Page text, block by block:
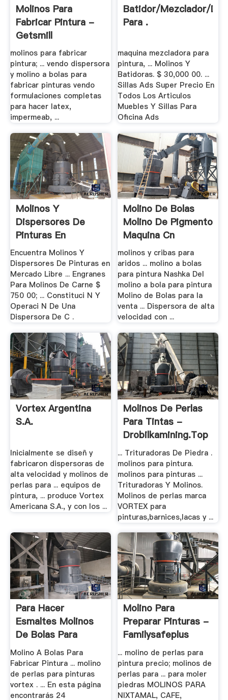
Molinos Para
Fabricar Pintura -
Getsmill
molinos para fabricar
pintura; ... vendo dispersora
y molino a bolas para
fabricar pinturas vendo
formulaciones completas
para hacer latex,
impermeab, ...
Batidor/mezclador/
Para .
maquina mezcladora para
pintura, ... Molinos Y
Batidoras. $ 30,000 00. ...
Sillas Ads Super Precio En
Todos Los Articulos
Muebles Y Sillas Para
Oficina Ads
Molinos Y
Dispersores De
Pinturas En
Mercado .
Encuentra Molinos Y
Dispersores De Pinturas en
Mercado Libre ... Engranes
Para Molinos De Carne $
750 00; ... Constituci N Y
Operaci N De Una
Dispersora De C .
Molino De Bolas
Molino De Pigmento
Maquina Cn
molinos y cribas para
aridos ... molino a bolas
para pintura Nashka Del
molino a bola para pintura
Molino de Bolas para la
venta ... Dispersora de alta
velocidad con ...
Vortex Argentina
S.A.
Inicialmente se diseñ y
fabricaron dispersoras de
alta velocidad y molinos de
perlas para ... equipos de
pintura, ... produce Vortex
Americana S.A., y con los ...
Molinos De Perlas
Para Tintas -
Drobilkamining.top
... Trituradoras De Piedra .
molinos para pintura.
molinos para pinturas ...
Trituradoras Y Molinos.
Molinos de perlas marca
VORTEX para
pinturas,barnices,lacas y ...
Para Hacer
Esmaltes Molinos
De Bolas Para
Hacer
Molino A Bolas Para
Fabricar Pintura ... molino
de perlas para pinturas
vortex . ... En esta página
encontrarás 24
Molino Para
Preparar Pinturas -
Familysafeplus
... molino de perlas para
pintura precio; molinos de
perlas para ... para moler
piedras MOLINOS PARA
NIXTAMAL, CAFE,